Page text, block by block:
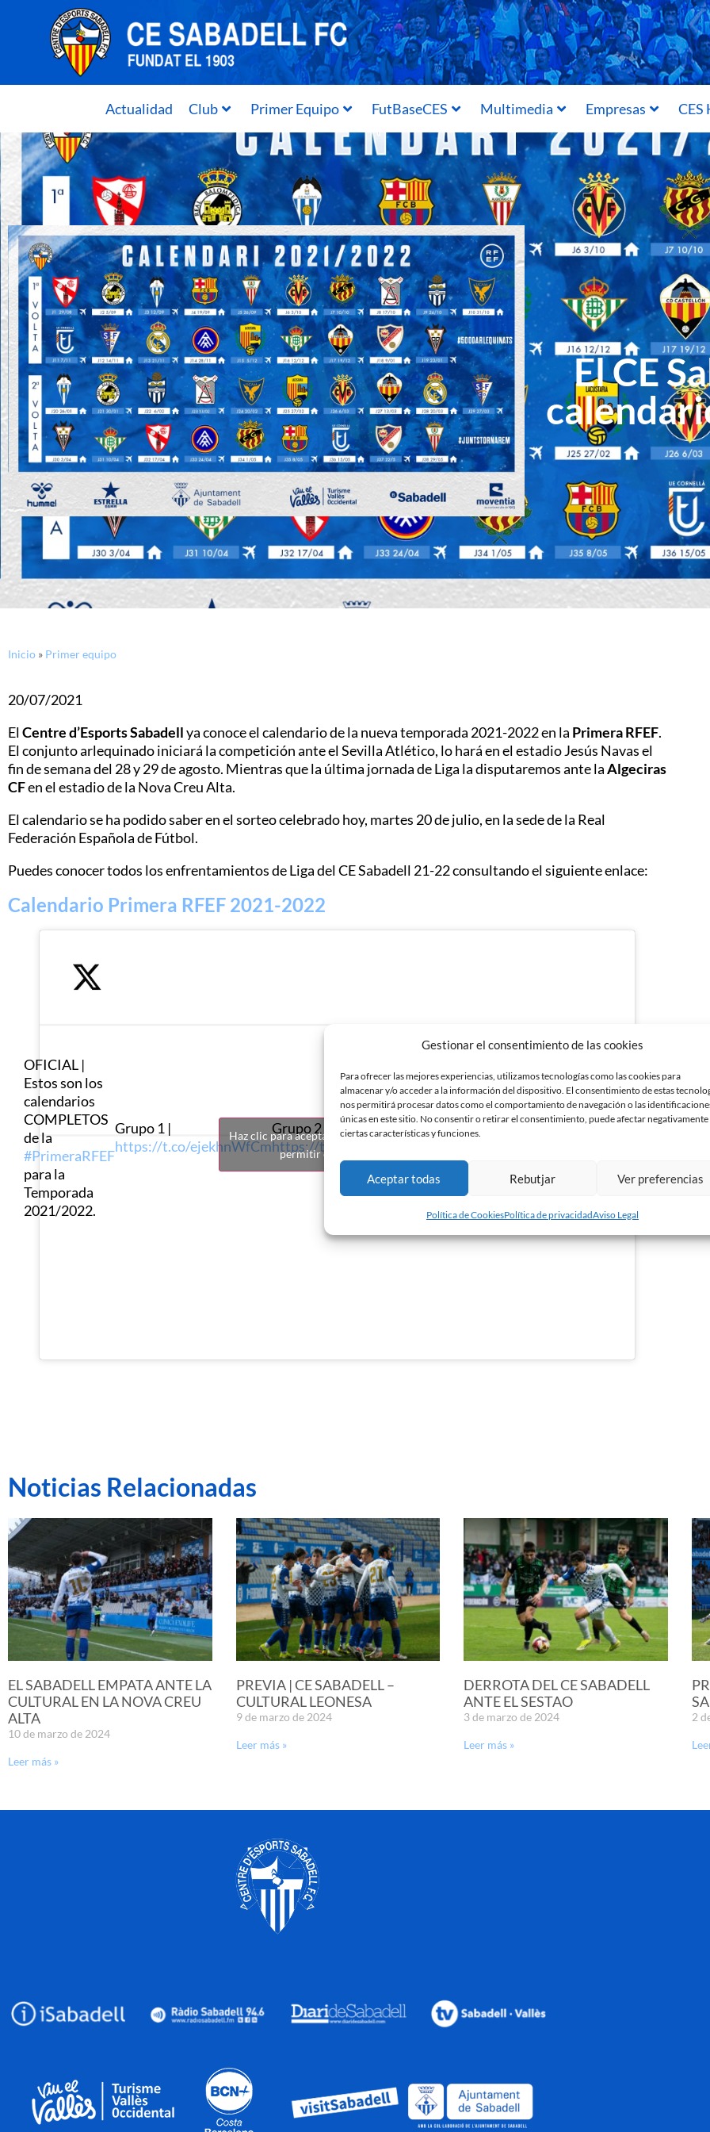
Gestionar el consentimiento de las cookies
Para ofrecer las mejores experiencias, utilizamos tecnologías como las cookies para
almacenar y/o acceder a la información del dispositivo. El consentimiento de estas
nos permitirá procesar datos como el comportamiento de navegación o las
únicas en este sitio. No consentir o retirar el consentimiento, puede afectar negativamente
ciertas características y funciones.
Aceptar todas Rebutjar Ver preferencias
Política de CookiesPolítica de privacidadAviso Legal
Actualidad Club Primer Equipo FutBaseCES Multimedia Empresas CES
El CE
Inicio » Primer equipo
20/07/2021
ElCentre d’Esports Sabadellya conoce el calendario de la nueva temporada 2021-2022 en la Primera RFEF.
El conjunto arlequinado iniciará la competición ante el Sevilla Atlético, lo hará en el estadio Jesús Navas el
fin de semana del 28 y 29 de agosto. Mientras que la última jornada de Liga la disputaremos ante laAlgeciras
CFen el estadio de la Nova Creu Alta.
El calendario se ha podido saber en el sorteo celebrado hoy, martes 20 de julio, en la sede de la Real
Federación Española de Fútbol.
Puedes conocer todos los enfrentamientos de Liga del CE Sabadell 21-22 consultando el siguiente enlace:
Calendario Primera RFEF 2021-2022
OFICIAL |
Estos son los
calendarios
COMPLETOS
de la
#PrimeraRFEF
para la
Temporada
2021/2022.
Grupo 1 |
https://t.co/ejekhnWfCm
Grupo 2 |
https://t.co/aiRM2Fu75d
¡¡Guarda este tweet y no te
pierdas un solo partido de tu
equipo favorito!!
pic.twitter.com/VEuq8iIMX5
—
RFEF
(@rfef)
2021
Haz clic para aceptar cookies de marketing y
permitir este contenido
Noticias Relacionadas
EL SABADELL EMPATA ANTE LA
CULTURAL EN LA NOVA CREU
ALTA
10 de marzo de 2024
Leer más »
PREVIA | CE SABADELL –
CULTURAL LEONESA
9 de marzo de 2024
Leer más »
DERROTA DEL CE SABADELL
ANTE EL SESTAO
3 de marzo de 2024
Leer más »
2